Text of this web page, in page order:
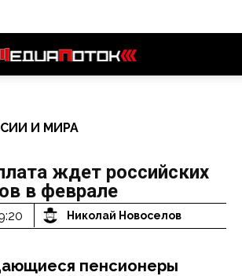
И МИРА
ждет российских
в феврале
Николай Новоселов
пенсионеры